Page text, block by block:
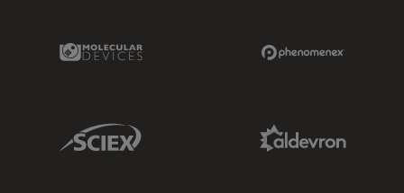
Molecular Devices Link
Sciex Link